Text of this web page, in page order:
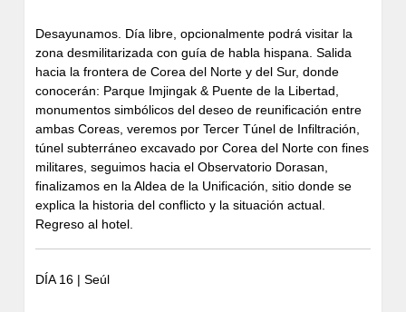
Desayunamos. Día libre, opcionalmente podrá visitar la
zona desmilitarizada con guía de habla hispana. Salida
hacia la frontera de Corea del Norte y del Sur, donde
conocerán: Parque Imjingak & Puente de la Libertad,
monumentos simbólicos del deseo de reunificación entre
ambas Coreas, veremos por Tercer Túnel de Infiltración,
túnel subterráneo excavado por Corea del Norte con fines
militares, seguimos hacia el Observatorio Dorasan,
finalizamos en la Aldea de la Unificación, sitio donde se
explica la historia del conflicto y la situación actual.
Regreso al hotel.
DÍA 16 | Seúl